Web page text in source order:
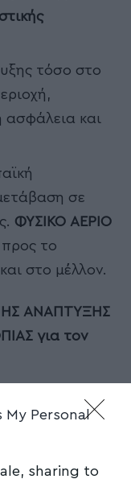
My Personal
sharing to
τόσο στο
ασφάλεια και
σε
ΦΥΣΙΚΟ ΑΕΡΙΟ
προς το
στο μέλλον.
ΑΝΑΠΤΥΞΗΣ
για τον